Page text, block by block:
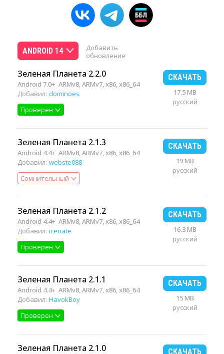
ANDROID 14
Добавить
обновление
Зеленая Планета 2.2.0
Android 7.0+ ARMv8, ARMv7, x86, x86_64
Добавил: dominoes
Проверен
СКАЧАТЬ
17.5 MB
русский
Зеленая Планета 2.1.3
Android 4.4+ ARMv8, ARMv7, x86, x86_64
Добавил: webste088
Сомнительный
СКАЧАТЬ
19 MB
русский
Зеленая Планета 2.1.2
Android 4.4+ ARMv8, ARMv7, x86, x86_64
Добавил: icenate
Проверен
СКАЧАТЬ
16.3 MB
русский
Зеленая Планета 2.1.1
Android 4.4+ ARMv8, ARMv7, x86, x86_64
Добавил: HavokBoy
Проверен
СКАЧАТЬ
15 MB
русский
Зеленая Планета 2.1.0 СКАЧАТЬ